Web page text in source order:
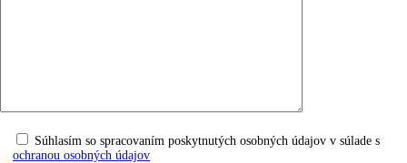
Súhlasím so spracovaním poskytnutých osobných údajov v súlade s
ochranou osobných údajov